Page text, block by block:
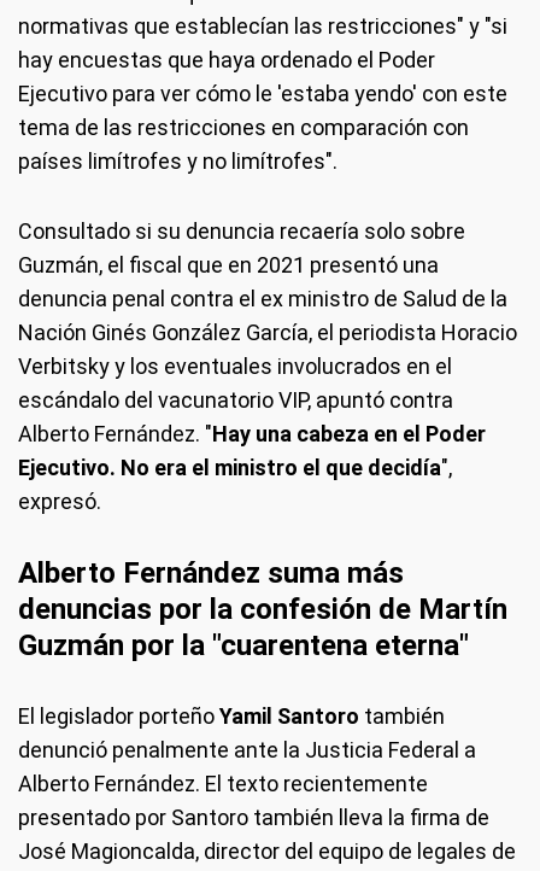
normativas que establecían las restricciones" y "si
hay encuestas que haya ordenado el Poder
Ejecutivo para ver cómo le 'estaba yendo' con este
tema de las restricciones en comparación con
países limítrofes y no limítrofes".
Consultado si su denuncia recaería solo sobre
Guzmán, el fiscal que en 2021 presentó una
denuncia penal contra el ex ministro de Salud de la
Nación Ginés González García, el periodista Horacio
Verbitsky y los eventuales involucrados en el
escándalo del vacunatorio VIP, apuntó contra
Alberto Fernández. "Hay una cabeza en el Poder
Ejecutivo. No era el ministro el que decidía",
expresó.
Alberto Fernández suma más
denuncias por la confesión de Martín
Guzmán por la "cuarentena eterna"
El legislador porteñoYamil Santoro también
denunció penalmente ante la Justicia Federal a
Alberto Fernández. El texto recientemente
presentado por Santoro también lleva la firma de
José Magioncalda, director del equipo de legales de